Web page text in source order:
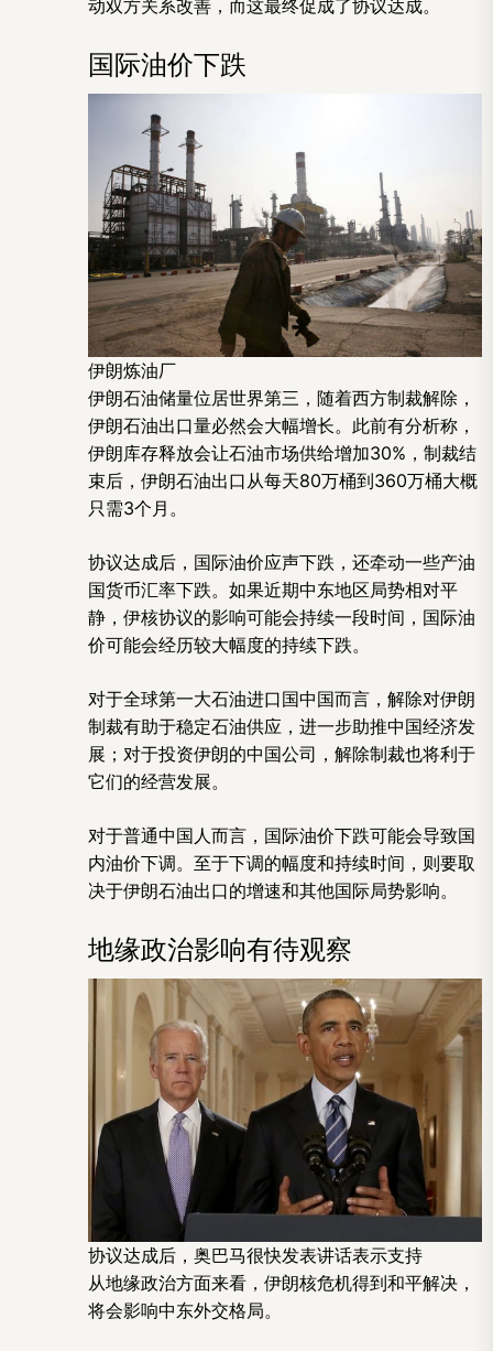
动双方关系改善，而这最终促成了协议达成。
国际油价下跌
伊朗炼油厂
伊朗石油储量位居世界第三，随着西方制裁解除，
伊朗石油出口量必然会大幅增长。此前有分析称，
伊朗库存释放会让石油市场供给增加30%，制裁结
束后，伊朗石油出口从每天80万桶到360万桶大概
只需3个月。
协议达成后，国际油价应声下跌，还牵动一些产油
国货币汇率下跌。如果近期中东地区局势相对平
静，伊核协议的影响可能会持续一段时间，国际油
价可能会经历较大幅度的持续下跌。
对于全球第一大石油进口国中国而言，解除对伊朗
制裁有助于稳定石油供应，进一步助推中国经济发
展；对于投资伊朗的中国公司，解除制裁也将利于
它们的经营发展。
对于普通中国人而言，国际油价下跌可能会导致国
内油价下调。至于下调的幅度和持续时间，则要取
决于伊朗石油出口的增速和其他国际局势影响。
地缘政治影响有待观察
协议达成后，奥巴马很快发表讲话表示支持
从地缘政治方面来看，伊朗核危机得到和平解决，
将会影响中东外交格局。